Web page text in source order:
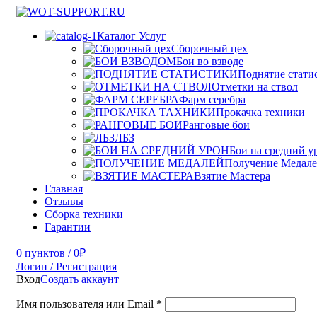
Каталог Услуг
Сборочный цех
Бои во взводе
Поднятие
Отметки на ствол
Фарм серебра
Прокачка техники
Ранговые бои
ЛБЗ
Бои на средний
Получение
Взятие Мастера
Главная
Отзывы
Сборка техники
Гарантии
0 пунктов / 0₽
Логин / Регистрация
ВходСоздать аккаунт
Имя пользователя или Email *